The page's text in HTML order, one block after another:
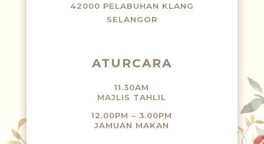
42000 PELABUHAN KLANG
SELANGOR
ATURCARA
11.30AM
MAJLIS TAHLIL
12.00PM – 3.00PM
JAMUAN MAKAN